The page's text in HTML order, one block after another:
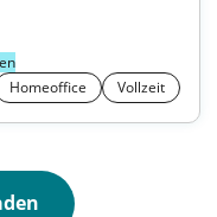
Homeoffice
Vollzeit